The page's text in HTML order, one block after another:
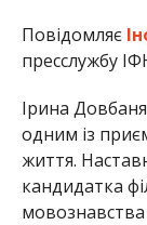
Повідомляє
пресслужбу
Ірина
одним із
життя.
кандидатка
мовознавства